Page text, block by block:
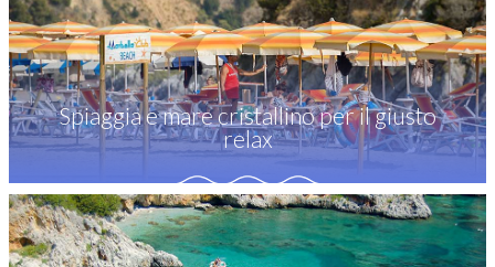
Spiaggia e mare cristallino per il giusto
relax